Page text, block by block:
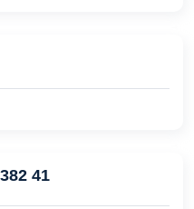
41